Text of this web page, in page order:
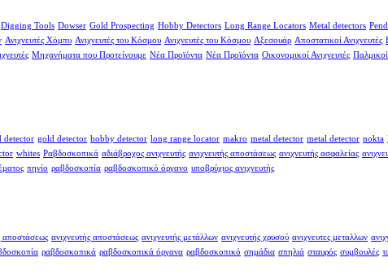
Digging Tools Dowser Gold Prospecting Hobby Detectors Long Range Locators Metal detectors
Ανιχνευτές Χόμπυ Ανιχνευτές του Κόσμου Ανιχνευτές του Κόσμου Αξεσουάρ Αποστατικοί Ανιχνευτές
Μηχανήματα που Προτείνουμε Νέα Προϊόντα Νέα Προϊόντα Οικονομικοί Ανιχνευτές Παλμικοί
detector gold detector hobby detector long range locator makro metal detector metal detector nokta
whites Ραβδοσκοπικά αδιάβροχος ανιχνευτής ανιχνευτής αποστάσεως ανιχνευτής ασφαλείας
πηνίο ραβδοσκοπία ραβδοσκοπικό όργανο υποβρύχιος ανιχνευτής
αποστάσεως ανιχνευτής αποστάσεως ανιχνευτής μετάλλων ανιχνευτής χρυσού ανιχνευτες μεταλλων
ραβδοσκοπικά ραβδοσκοπικά όργανα ραβδοσκοπικό σημάδια σπηλιά σταυρός συμβουλές